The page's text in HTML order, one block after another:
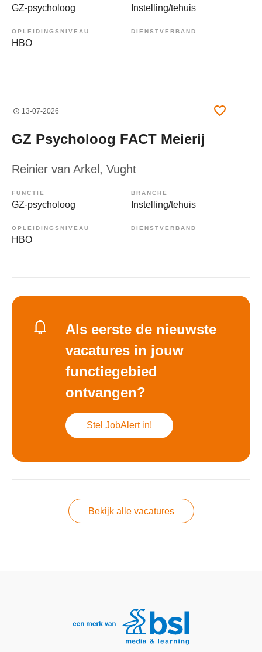
GZ-psycholoog Instelling/tehuis
OPLEIDINGSNIVEAU
HBO
DIENSTVERBAND
13-07-2026
GZ Psycholoog FACT Meierij
Reinier van Arkel , Vught
FUNCTIE
GZ-psycholoog
BRANCHE
Instelling/tehuis
OPLEIDINGSNIVEAU
HBO
DIENSTVERBAND
Als eerste de nieuwste
vacatures in jouw
functiegebied
ontvangen?
Stel JobAlert in!
Bekijk alle vacatures